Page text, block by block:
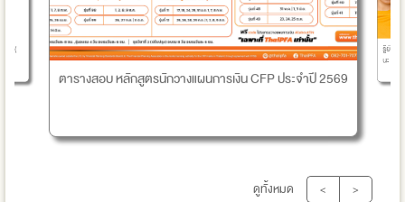
ชา (
ตารางสอบ หลักสูตรนักวางแผนการเงิน CFP ประจำปี 2569
รู้ยังไม่
นะ
ดูทั้งหมด < >